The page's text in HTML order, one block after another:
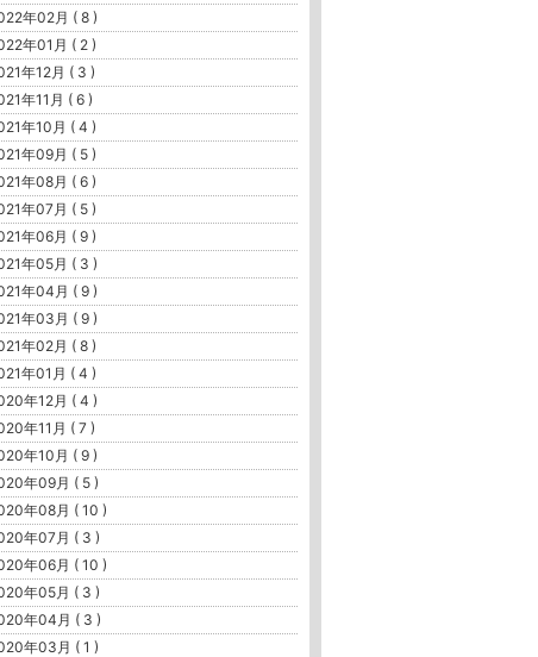
年02月 ( 8 )
年01月 ( 2 )
年12月 ( 3 )
年11月 ( 6 )
年10月 ( 4 )
年09月 ( 5 )
年08月 ( 6 )
年07月 ( 5 )
年06月 ( 9 )
年05月 ( 3 )
年04月 ( 9 )
年03月 ( 9 )
年02月 ( 8 )
年01月 ( 4 )
年12月 ( 4 )
年11月 ( 7 )
年10月 ( 9 )
年09月 ( 5 )
年08月 ( 10 )
年07月 ( 3 )
年06月 ( 10 )
年05月 ( 3 )
年04月 ( 3 )
年03月 ( 1 )